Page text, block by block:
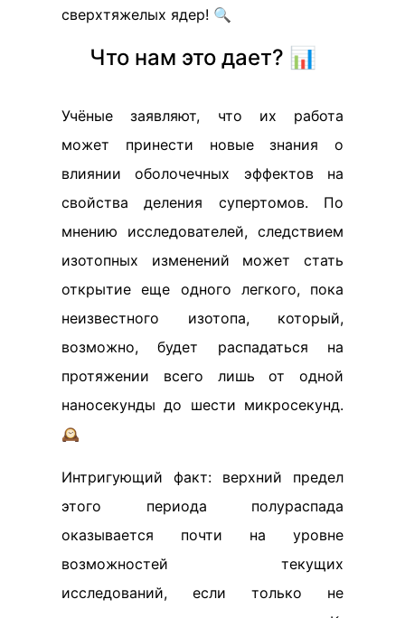
сверхтяжелых ядер! 🔍
Что нам это дает? 📊
Учёные заявляют, что их работа
может принести новые знания о
влиянии оболочечных эффектов на
свойства деления супертомов. По
мнению исследователей, следствием
изотопных изменений может стать
открытие еще одного легкого, пока
неизвестного изотопа, который,
возможно, будет распадаться на
протяжении всего лишь от одной
наносекунды до шести микросекунд.
🕰️
Интригующий факт: верхний предел
этого периода полураспада
оказывается почти на уровне
возможностей текущих
исследований, если только не